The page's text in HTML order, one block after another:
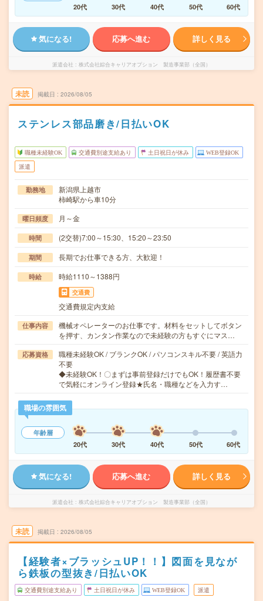
20代
30代 40代 50代 60代
気になる! 応募へ進む 詳しく見る
派遣会社 株式会社綜合キャリアオプション 製造事業部（全国）
未読 掲載日 2026/08/05
ステンレス部品磨き/日払いOK
職種未経験OK 交通費別途支給あり 土日祝日が休み WEB登録OK
派遣
勤務地
新潟県上越市
柿崎駅から車10分
曜日頻度 月～金
時間 (2交替)7:00～15:30、15:20～23:50
期間 長期でお仕事できる方、大歓迎！
時給 時給1110～1388円
交通費
交通費規定内支給
仕事内容
機械オペレーターのお仕事です。材料をセットしてボタン
を押す、カンタン作業なので未経験の方もすぐにマス…
応募資格
職種未経験OK / ブランクOK / パソコンスキル不要 / 英語力
不要
◆未経験OK！〇まずは事前登録だけでもOK！履歴書不要
で気軽にオンライン登録★氏名・職種などを入力す…
職場の雰囲気
年齢層
20代
30代 40代 50代 60代
気になる! 応募へ進む 詳しく見る
派遣会社 株式会社綜合キャリアオプション 製造事業部（全国）
未読 掲載日 2026/08/05
【経験者×ブラッシュUP！！】図面を見なが
ら鉄板の型抜き/日払いOK
交通費別途支給あり 土日祝日が休み WEB登録OK 派遣